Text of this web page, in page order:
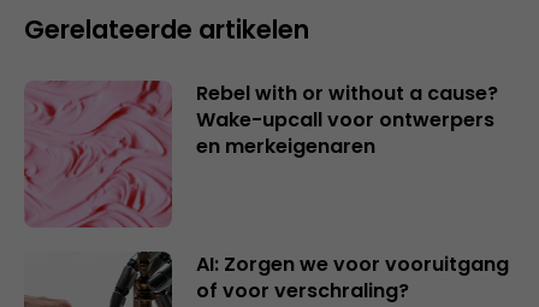
Gerelateerde artikelen
Rebel with or without a cause?
Wake-upcall voor ontwerpers
en merkeigenaren
AI: Zorgen we voor vooruitgang
of voor verschraling?